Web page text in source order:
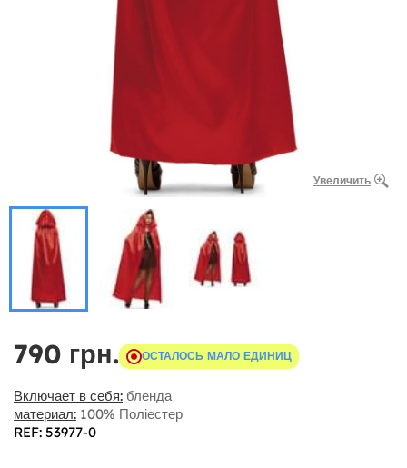
Увеличить
790 грн. ОСТАЛОСЬ МАЛО ЕДИНИЦ
Включает в себя: бленда
материал: 100% Поліестер
REF: 53977-0